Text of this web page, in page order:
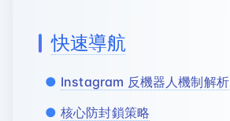
快速導航
Instagram 反機器人機制解析
核心防封鎖策略